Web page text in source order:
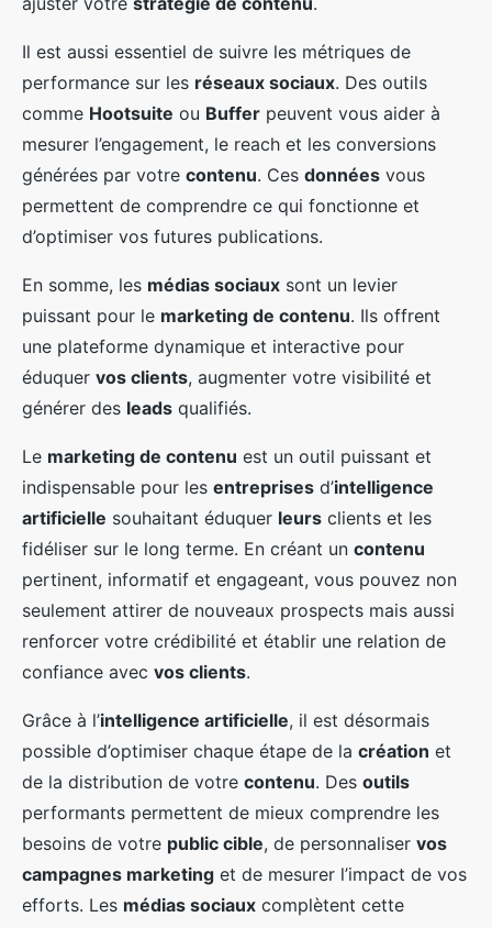
Il est aussi essentiel de suivre les métriques de
performance sur les réseaux sociaux. Des outils
comme Hootsuite ou Buffer peuvent vous aider à
mesurer l’engagement, le reach et les conversions
générées par votre contenu. Ces données vous
permettent de comprendre ce qui fonctionne et
d’optimiser vos futures publications.
En somme, les médias sociaux sont un levier
puissant pour le marketing de contenu. Ils offrent
une plateforme dynamique et interactive pour
éduquer vos clients, augmenter votre visibilité et
générer des leads qualifiés.
Le marketing de contenu est un outil puissant et
indispensable pour les entreprises d’intelligence
artificielle souhaitant éduquer leurs clients et les
fidéliser sur le long terme. En créant un contenu
pertinent, informatif et engageant, vous pouvez non
seulement attirer de nouveaux prospects mais aussi
renforcer votre crédibilité et établir une relation de
confiance avec vos clients.
Grâce à l’intelligence artificielle, il est désormais
possible d’optimiser chaque étape de la création et
de la distribution de votre contenu. Des outils
performants permettent de mieux comprendre les
besoins de votre public cible, de personnaliser vos
campagnes marketing et de mesurer l’impact de vos
efforts. Les médias sociaux complètent cette